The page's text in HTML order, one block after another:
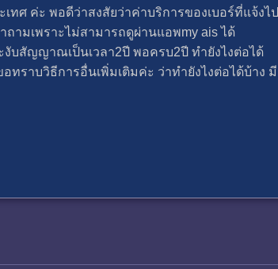
ศ ค่ะ พอดีว่าสงสัยว่าค่าบริการของเบอร์ที่แจ้งไป
ามเพราะไม่สามารถดูผ่านแอพmy ais ได้
งับสัญญาณเป็นเวลา2ปี พอครบ2ปี ทำยังไงต่อได้
ราบวิธีการอื่นเพิ่มเติมค่ะ ว่าทำยังไงต่อได้บ้าง มี